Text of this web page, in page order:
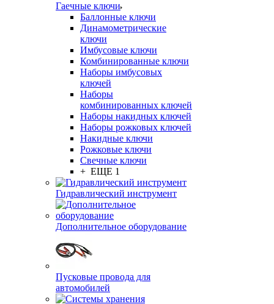
Гаечные ключи
Баллонные ключи
Динамометрические
ключи
Имбусовые ключи
Комбинированные ключи
Наборы имбусовых
ключей
Наборы
комбинированных ключей
Наборы накидных ключей
Наборы рожковых ключей
Накидные ключи
Рожковые ключи
Свечные ключи
+ ЕЩЕ 1
Гидравлический инструмент
Дополнительное оборудование
Пусковые провода для
автомобилей